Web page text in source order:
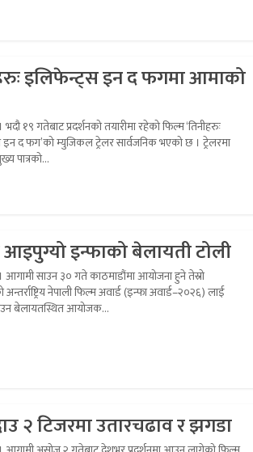
इलिफेन्ट्स इन द फगमा आमाको
१९ गतेबाट प्रदर्शनको तयारीमा रहेको फिल्म ‘तिनीहरुः
द फग’को म्युजिकल ट्रेलर सार्वजनिक भएको छ । ट्रेलरमा
पात्रको...
इन्फाको बेलायती टोली
आगामी साउन ३० गते काठमाडौंमा आयोजना हुने तेस्रो
नेपाली फिल्म अवार्ड (इन्फा अवार्ड–२०२६) लाई
बेलायतस्थित आयोजक...
२ टिजरमा उतारचढाव र झगडा